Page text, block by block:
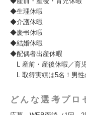
◆生理休暇
◆介護休暇
◆慶弔休暇
◆結婚休暇
◆配偶者出産休暇
L 産前・産後休暇／育
L 取得実績は5名！男性
どんな選考プロ